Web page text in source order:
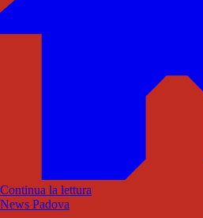
Continua la lettura
News Padova